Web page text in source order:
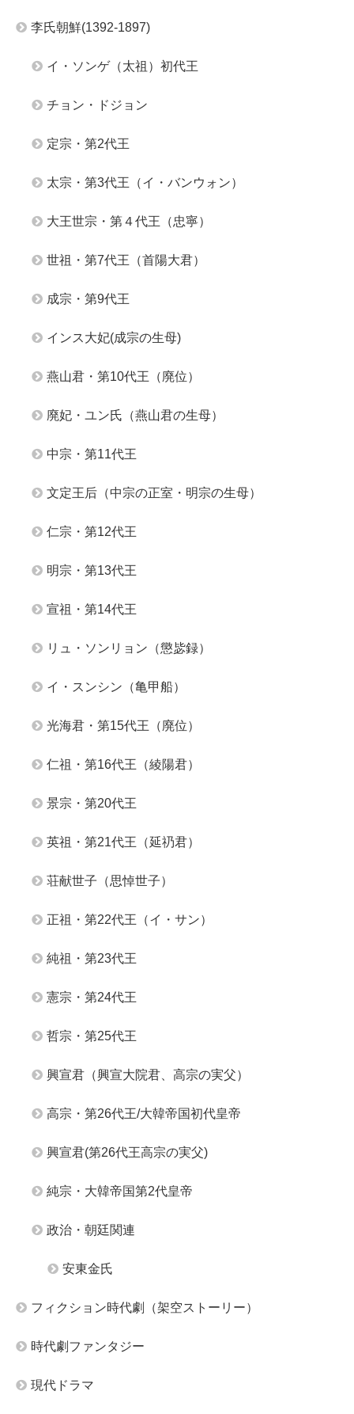
李氏朝鮮(1392-1897)
イ・ソンゲ（太祖）初代王
チョン・ドジョン
定宗・第2代王
太宗・第3代王（イ・バンウォン）
大王世宗・第４代王（忠寧）
世祖・第7代王（首陽大君）
成宗・第9代王
インス大妃(成宗の生母)
燕山君・第10代王（廃位）
廃妃・ユン氏（燕山君の生母）
中宗・第11代王
文定王后（中宗の正室・明宗の生母）
仁宗・第12代王
明宗・第13代王
宣祖・第14代王
リュ・ソンリョン（懲毖録）
イ・スンシン（亀甲船）
光海君・第15代王（廃位）
仁祖・第16代王（綾陽君）
景宗・第20代王
英祖・第21代王（延礽君）
荘献世子（思悼世子）
正祖・第22代王（イ・サン）
純祖・第23代王
憲宗・第24代王
哲宗・第25代王
興宣君（興宣大院君、高宗の実父）
高宗・第26代王/大韓帝国初代皇帝
興宣君(第26代王高宗の実父)
純宗・大韓帝国第2代皇帝
政治・朝廷関連
安東金氏
フィクション時代劇（架空ストーリー）
時代劇ファンタジー
現代ドラマ